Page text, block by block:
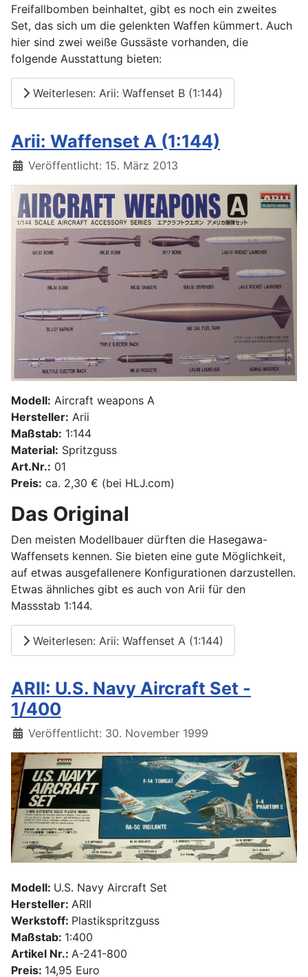
Freifallbomben beinhaltet, gibt es noch ein zweites
Set, das sich um die gelenkten Waffen kümmert. Auch
hier sind zwei weiße Gussäste vorhanden, die
folgende Ausstattung bieten:
Weiterlesen: Arii: Waffenset B (1:144)
Arii: Waffenset A (1:144)
Details
Veröffentlicht: 15. März 2013
Modell: Aircraft weapons A
Hersteller: Arii
Maßstab: 1:144
Material: Spritzguss
Art.Nr.: 01
Preis: ca. 2,30 € (bei HLJ.com)
Das Original
Den meisten Modellbauer dürften die Hasegawa-
Waffensets kennen. Sie bieten eine gute Möglichkeit,
auf etwas ausgefallenere Konfigurationen darzustellen.
Etwas ähnliches gibt es auch von Arii für den
Massstab 1:144.
Weiterlesen: Arii: Waffenset A (1:144)
ARII: U.S. Navy Aircraft Set -
1/400
Details
Veröffentlicht: 30. November 1999
Modell: U.S. Navy Aircraft Set
Hersteller: ARII
Werkstoff: Plastikspritzguss
Maßstab: 1:400
Artikel Nr.: A-241-800
Preis: 14,95 Euro